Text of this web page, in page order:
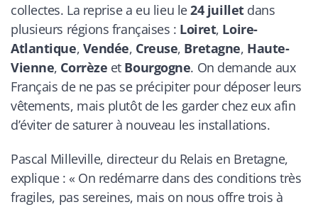
collectes. La reprise a eu lieu le24 juilletdans
plusieurs régions françaises : Loiret, Loire-
Atlantique, Vendée, Creuse, Bretagne, Haute-
Vienne, Corrèze et Bourgogne. On demande aux
Français de ne pas se précipiter pour déposer leurs
vêtements, mais plutôt de les garder chez eux afin
d’éviter de saturer à nouveau les installations.
Pascal Milleville, directeur du Relais en Bretagne,
explique : « On redémarre dans des conditions très
fragiles, pas sereines, mais on nous offre trois à